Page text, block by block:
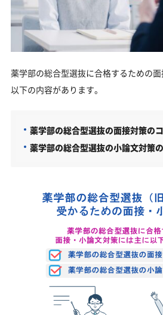
薬学部の総合型選抜に合格するための
以下の内容があります。
薬学部の総合型選抜の面接対策の
薬学部の総合型選抜の小論文対策